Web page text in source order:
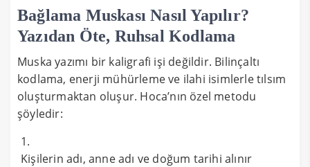
Bağlama Muskası Nasıl Yapılır?
Yazıdan Öte, Ruhsal Kodlama
Muska yazımı bir kaligrafi işi değildir. Bilinçaltı
kodlama, enerji mühürleme ve ilahi isimlerle tılsım
oluşturmaktan oluşur. Hoca’nın özel metodu
şöyledir:
Kişilerin adı, anne adı ve doğum tarihi alınır